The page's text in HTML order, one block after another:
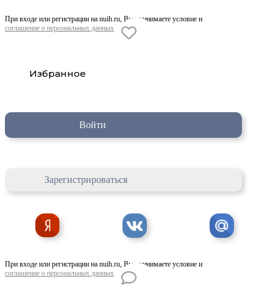
При входе или регистрации на nuih.ru, Вы принимаете условие и
соглашение о персональных данных
Избранное
Войти
Зарегистрироваться
При входе или регистрации на nuih.ru, Вы принимаете условие и
соглашение о персональных данных